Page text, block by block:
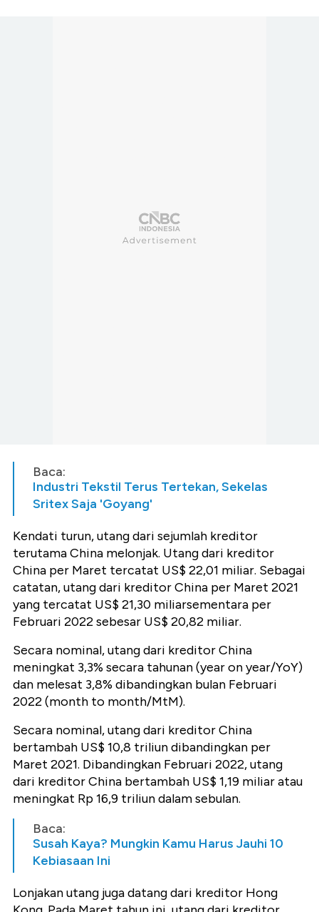
Baca:
Industri Tekstil Terus Tertekan, Sekelas
Sritex Saja 'Goyang'
Kendati turun, utang dari sejumlah kreditor
terutama China melonjak. Utang dari kreditor
China per Maret tercatat US$ 22,01 miliar. Sebagai
catatan, utang dari kreditor China per Maret 2021
yang tercatat US$ 21,30 miliarsementara per
Februari 2022 sebesar US$ 20,82 miliar.
Secara nominal, utang dari kreditor China
meningkat 3,3% secara tahunan (year on year/YoY)
dan melesat 3,8% dibandingkan bulan Februari
2022 (month to month/MtM).
Secara nominal, utang dari kreditor China
bertambah US$ 10,8 triliun dibandingkan per
Maret 2021. Dibandingkan Februari 2022, utang
dari kreditor China bertambah US$ 1,19 miliar atau
meningkat Rp 16,9 triliun dalam sebulan.
Baca:
Susah Kaya? Mungkin Kamu Harus Jauhi 10
Kebiasaan Ini
Lonjakan utang juga datang dari kreditor Hong